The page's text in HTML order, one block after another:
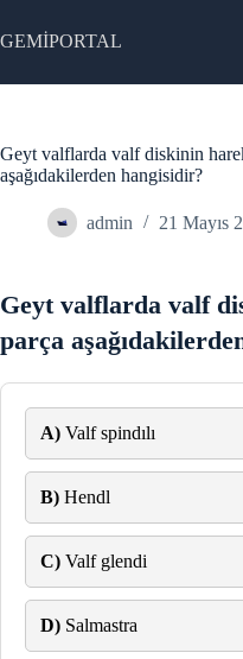
to
content
GEMİPORTAL
Geyt valflarda valf diskinin
aşağıdakilerden hangisidir?
admin 21 Mayıs
Geyt valflarda valf
parça
A) Valf spindılı
B) Hendl
C) Valf glendi
D) Salmastra